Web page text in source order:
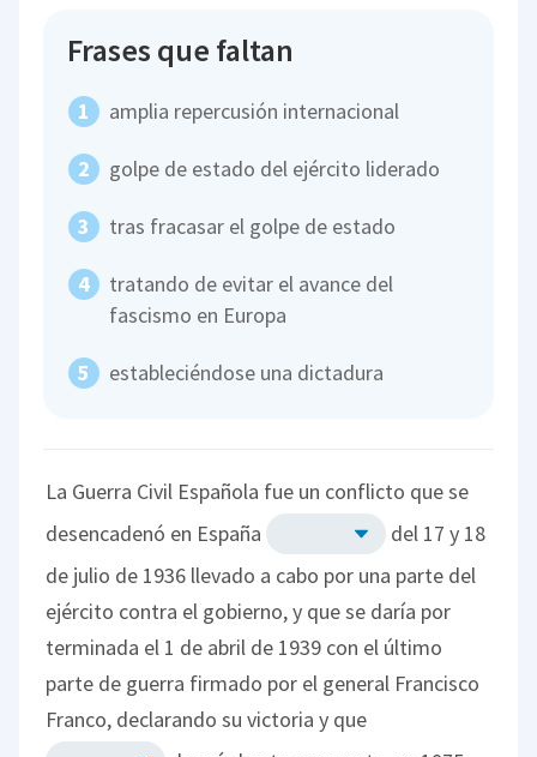
Frases que faltan
amplia repercusión internacional
golpe de estado del ejército liderado
tras fracasar el golpe de estado
tratando de evitar el avance del
fascismo en Europa
estableciéndose una dictadura
La Guerra Civil Española fue un conflicto que se
desencadenó en España
del 17 y 18
de julio de 1936 llevado a cabo por una parte del
ejército contra el gobierno, y que se daría por
terminada el 1 de abril de 1939 con el último
parte de guerra firmado por el general Francisco
Franco, declarando su victoria y que